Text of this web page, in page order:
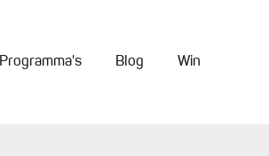
Programma's Blog Win